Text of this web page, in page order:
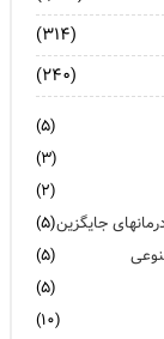
اضطراب دارد؟
(۳۱۴)
(۲۴۰)
(۵)
(۳)
(۲)
جایگزین(۵)
(۵)
(۵)
(۱۰)